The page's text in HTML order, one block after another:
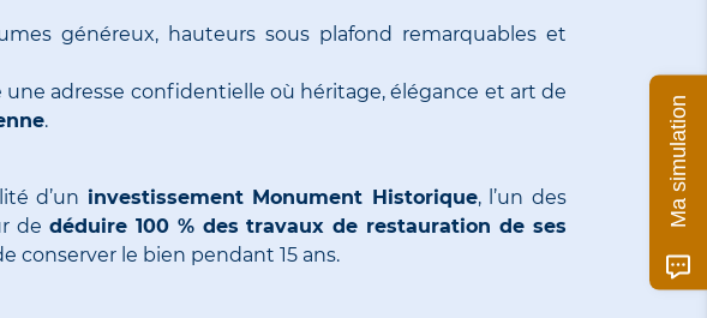
généreux, hauteurs sous plafond remarquables et
adresse confidentielle où héritage, élégance et art de
.
d’un investissement Monument Historique, l’un des
de déduire 100 % des travaux de restauration de ses
conserver le bien pendant 15 ans.
Ma simulation